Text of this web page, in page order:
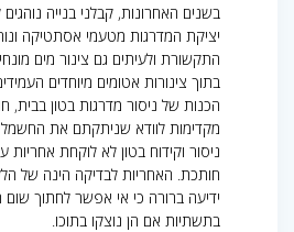
בשנים האחרונות, קבלני בנייה
יציקת המדרגות מטעמי אסתטיקה
התקשורת ולעיתים גם צינור מים
בתוך צינורות אטומים מיוחדים
הכנות של ניסור מדרגות בטון בבית,
מקדימות לוודא שניתקתם את
ניסור וקידוח בטון לא לוקחת
חותכת. האחריות לבדיקה הינה של
ידיעה ברורה כי אי אפשר לחתוך שום
בתשתיות אם הן נוצקו בתוכו.